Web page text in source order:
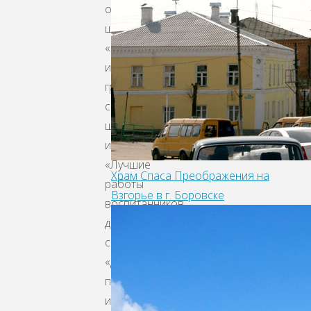
общеобразовательных
школ»,
«Живопись
и
графика
среди
школ
искусств»,
«Лучшие
работы
воспитанников
детских
садов»,
«Декоративно-
прикладное
искусство
Храм Спаса Преображения на
Взгорье в г. Боровске